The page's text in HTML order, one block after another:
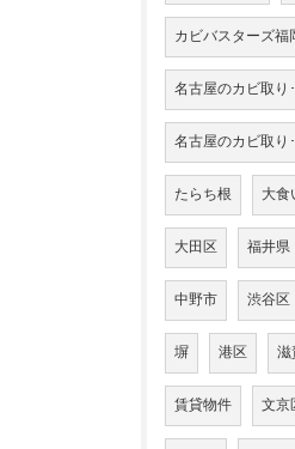
カビバスターズ福
名古屋のカビ取り
名古屋のカビ取り
たらち根 大食
大田区 福井県
中野市 渋谷区
塀 港区 滋
賃貸物件 文京